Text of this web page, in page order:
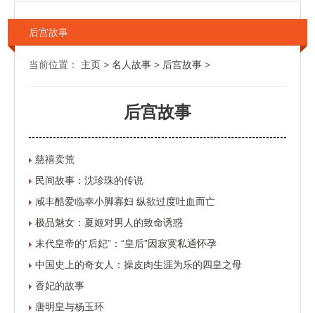
后宫故事
当前位置： 主页 > 名人故事 > 后宫故事 >
后宫故事
慈禧卖荒
民间故事：沈珍珠的传说
咸丰酷爱临幸小脚寡妇 纵欲过度吐血而亡
极品魅女：夏姬对男人的致命诱惑
末代皇帝的“后妃”：“皇后”因寂寞私通怀孕
中国史上的奇女人：操皮肉生涯为乐的四皇之母
香妃的故事
唐明皇与杨玉环